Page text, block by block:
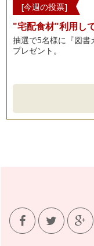
自分にとって必要な
私たちは、「便利な
がないほど、当たり
「俯瞰」することの
自宅を「心地よい」
テーマでお届けしま
[今週の投票]
"宅配食材"利用し
抽選で5名様に『図書
プレゼント。